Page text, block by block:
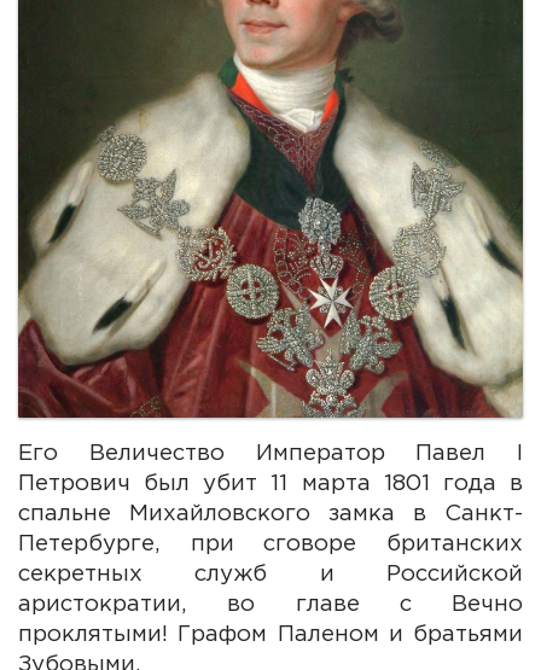
Его Величество Император Павел I
Петрович был убит 11 марта 1801 года в
спальне Михайловского замка в Санкт-
Петербурге, при сговоре британских
секретных служб и Российской
аристократии, во главе с Вечно
проклятыми! Графом Паленом и братьями
Зубовыми.